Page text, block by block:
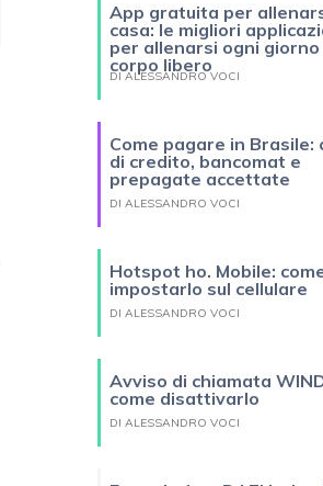
App gratuita per
casa: le migliori
per allenarsi ogni giorno
corpo libero
DI ALESSANDRO VOCI
Come pagare in Brasile:
di credito, bancomat e
prepagate accettate
DI ALESSANDRO VOCI
Hotspot ho. Mobile:
impostarlo sul cellulare
DI ALESSANDRO VOCI
Avviso di chiamata
come disattivarlo
DI ALESSANDRO VOCI